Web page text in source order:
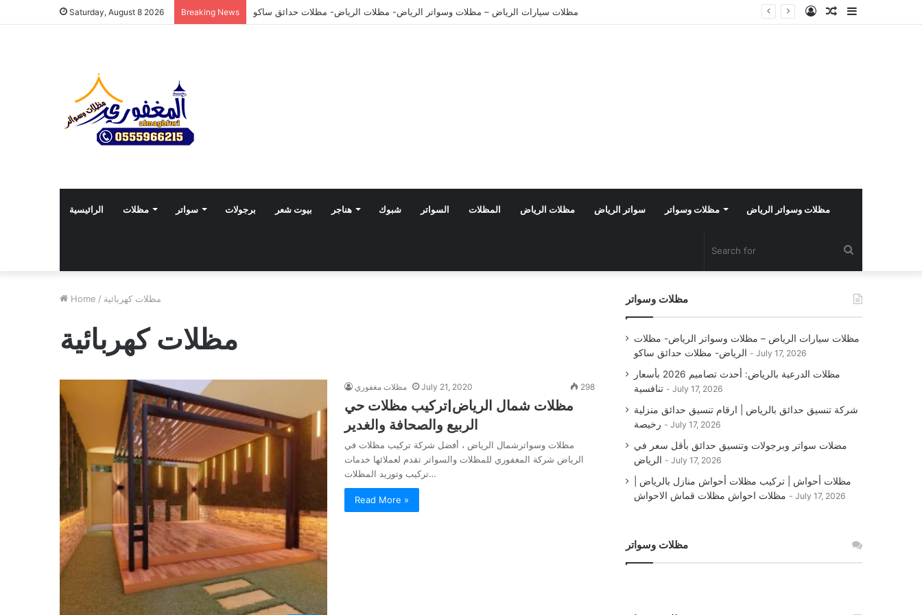
Saturday, August 8 2026 Breaking News مظلات الدرعية بالرياض: أحدث تصاميم 2026 بأسعار تنافسية Sidebar
Random
Log
الرائيسية مظلات سواتر برجولات بيوت شعر هناجر شبوك السواتر المظلات مظلات الرياض سواتر الرياض مظلات وسواتر مظلات وسواتر الرياض
for
Home / مظلات كهربائية
مظلات كهربائية
مظلات مغفوري July 21, 2020 298
مظلات شمال الرياض|تركيب مظلات حي
الربيع والصحافة والغدير
مظلات وسواترشمال الرياض ، أفضل شركة تركيب مظلات في
الرياض شركة المغفوري للمظلات والسواتر تقدم لعملائها خدمات
تركيب وتوريد المظلات…
Read More »
مظلات وسواتر
مظلات سيارات الرياض – مظلات وسواتر الرياض- مظلات
الرياض- مظلات حدائق ساكو
July 17, 2026
مظلات الدرعية بالرياض: أحدث تصاميم 2026 بأسعار
تنافسية
July 17, 2026
شركة تنسيق حدائق بالرياض | ارقام تنسيق حدائق منزلية
رخيصة
July 17, 2026
مضلات سواتر وبرجولات وتنسيق حدائق بأقل سعر في
الرياض
July 17, 2026
مظلات أحواش | تركيب مظلات أحواش منازل بالرياض |
مظلات احواش مظلات قماش الاحواش
July 17, 2026
مظلات وسواتر